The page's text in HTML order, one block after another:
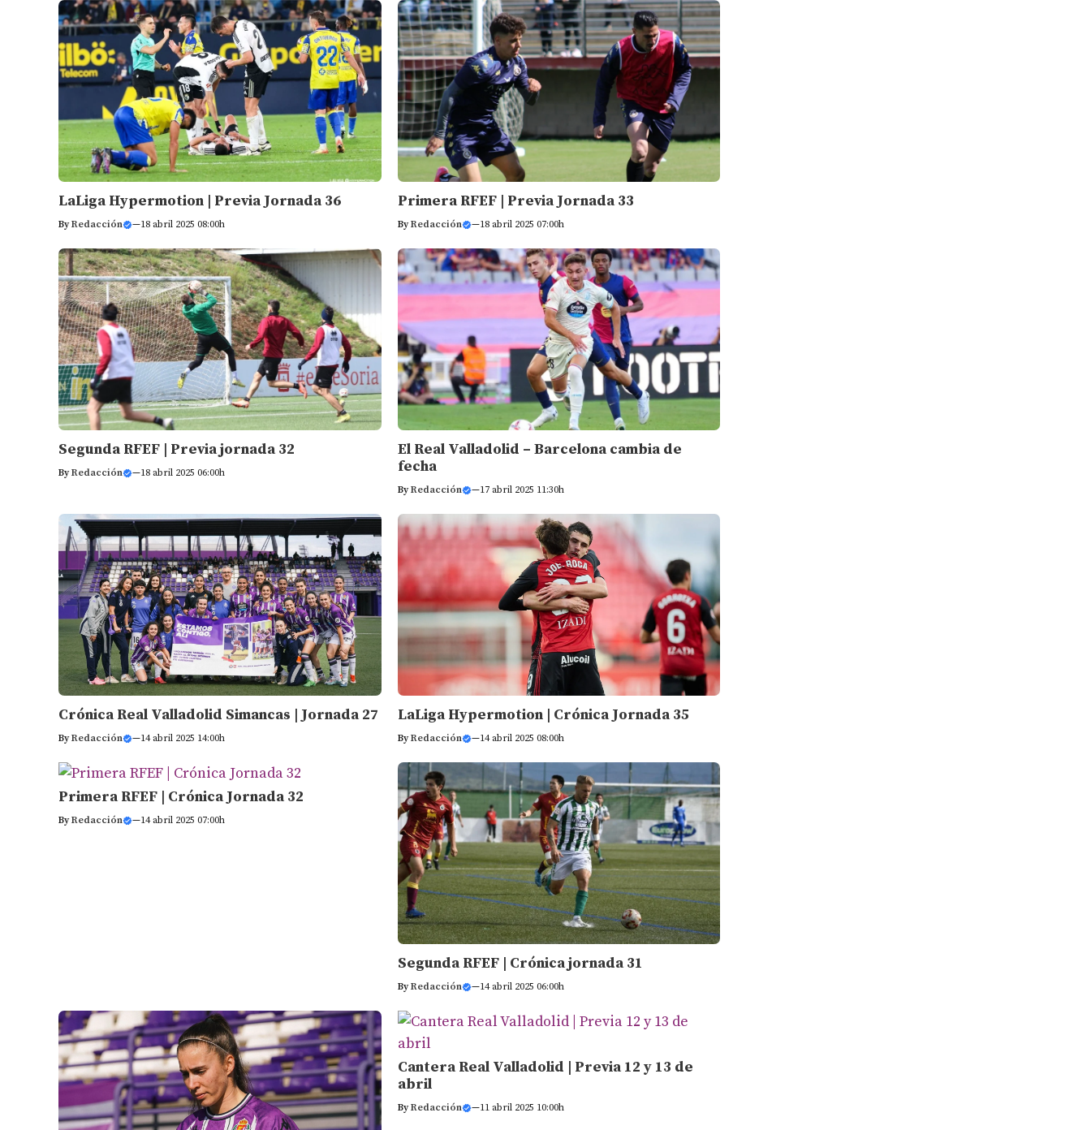
LaLiga Hypermotion | Previa Jornada 36
ByRedacción —18 abril 2025 08:00h
Primera RFEF | Previa Jornada 33
ByRedacción —18 abril 2025 07:00h
Segunda RFEF | Previa jornada 32
ByRedacción —18 abril 2025 06:00h
El Real Valladolid – Barcelona cambia de
fecha
ByRedacción —17 abril 2025 11:30h
Crónica Real Valladolid Simancas | Jornada 27
ByRedacción —14 abril 2025 14:00h
LaLiga Hypermotion | Crónica Jornada 35
ByRedacción —14 abril 2025 08:00h
Primera RFEF | Crónica Jornada 32
ByRedacción —14 abril 2025 07:00h
Segunda RFEF | Crónica jornada 31
ByRedacción —14 abril 2025 06:00h
Cantera Real Valladolid | Previa 12 y 13 de
abril
ByRedacción —11 abril 2025 10:00h